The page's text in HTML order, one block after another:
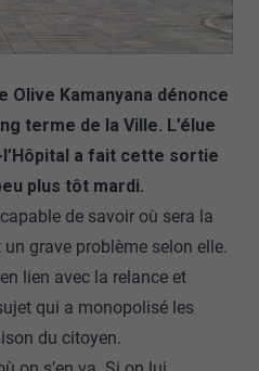
Olive Kamanyana dénonce
terme de la Ville. L’élue
a fait cette sortie
plus tôt mardi.
de savoir où sera la
grave problème selon elle.
lien avec la relance et
qui a monopolisé les
du citoyen.